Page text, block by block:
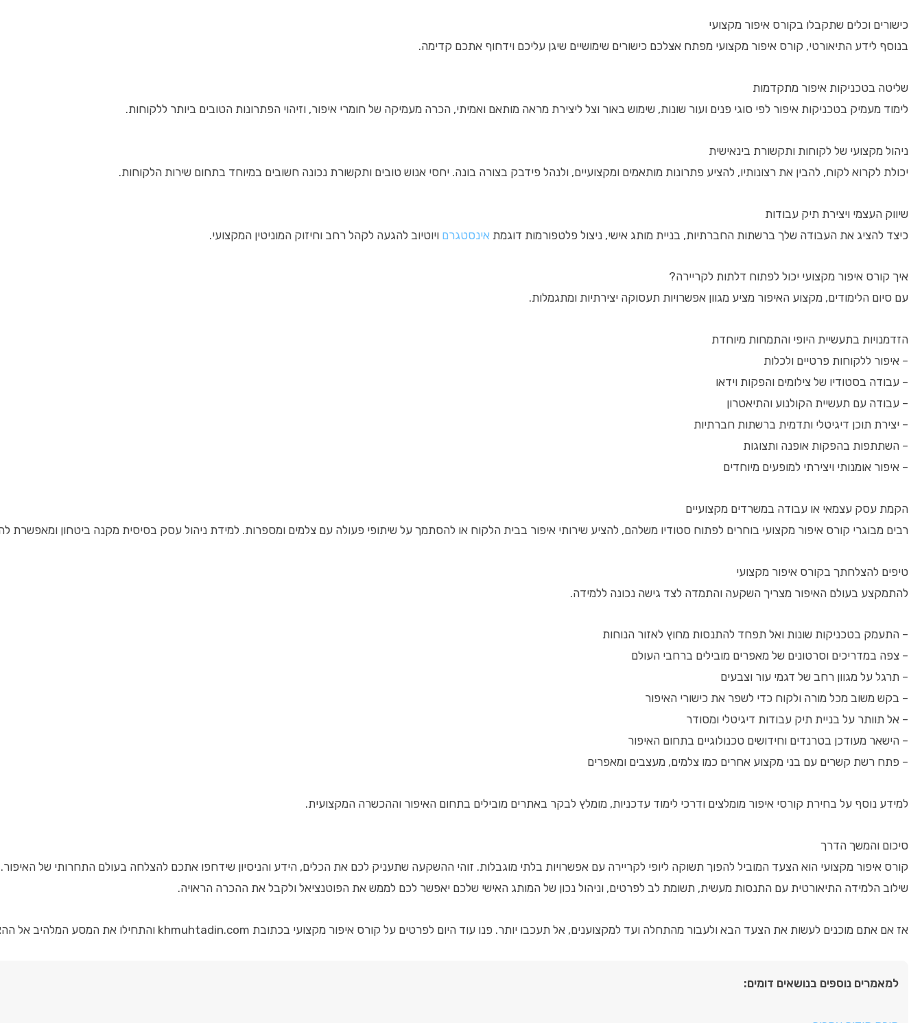
כישורים וכלים שתקבלו בקורס איפור מקצועי
בנוסף לידע התיאורטי, קורס איפור מקצועי מפתח אצלכם כישורים שימושיים שיגן עליכם וידחוף אתכם קדימה.
שליטה בטכניקות איפור מתקדמות
לימוד מעמיק בטכניקות איפור לפי סוגי פנים ועור שונות, שימוש באור וצל ליצירת מראה מותאם ואמיתי, הכרה מעמיקה של חומרי איפור, וזיהוי הפתרונות הטובים ביותר ללקוחות.
ניהול מקצועי של לקוחות ותקשורת בינאישית
יכולת לקרוא לקוח, להבין את רצונותיו, להציע פתרונות מותאמים ומקצועיים, ולנהל פידבק בצורה בונה. יחסי אנוש טובים ותקשורת נכונה חשובים במיוחד בתחום שירות הלקוחות.
שיווק העצמי ויצירת תיק עבודות
כיצד להציג את העבודה שלך ברשתות החברתיות, בניית מותג אישי, ניצול פלטפורמות דוגמת אינסטגרם ויוטיוב להגעה לקהל רחב וחיזוק המוניטין המקצועי.
איך קורס איפור מקצועי יכול לפתוח דלתות לקריירה?
עם סיום הלימודים, מקצוע האיפור מציע מגוון אפשרויות תעסוקה יצירתיות ומתגמלות.
הזדמנויות בתעשיית היופי והתמחות מיוחדת
– איפור ללקוחות פרטיים ולכלות
– עבודה בסטודיו של צילומים והפקות וידאו
– עבודה עם תעשיית הקולנוע והתיאטרון
– יצירת תוכן דיגיטלי ותדמית ברשתות חברתיות
– השתתפות בהפקות אופנה ותצוגות
– איפור אומנותי ויצירתי למופעים מיוחדים
הקמת עסק עצמאי או עבודה במשרדים מקצועיים
רבים מבוגרי קורס איפור מקצועי בוחרים לפתוח סטודיו משלהם, להציע שירותי איפור בבית הלקוח או להסתמך על שיתופי פעולה עם צלמים ומספרות. למידת ניהול עסק בסיסית מקנה ביטחון ומאפשרת
טיפים להצלחתך בקורס איפור מקצועי
להתמקצע בעולם האיפור מצריך השקעה והתמדה לצד גישה נכונה ללמידה.
– התעמק בטכניקות שונות ואל תפחד להתנסות מחוץ לאזור הנוחות
– צפה במדריכים וסרטונים של מאפרים מובילים ברחבי העולם
– תרגל על מגוון רחב של דגמי עור וצבעים
– בקש משוב מכל מורה ולקוח כדי לשפר את כישורי האיפור
– אל תוותר על בניית תיק עבודות דיגיטלי ומסודר
– הישאר מעודכן בטרנדים וחידושים טכנולוגיים בתחום האיפור
– פתח רשת קשרים עם בני מקצוע אחרים כמו צלמים, מעצבים ומאפרים
למידע נוסף על בחירת קורסי איפור מומלצים ודרכי לימוד עדכניות, מומלץ לבקר באתרים מובילים בתחום האיפור וההכשרה המקצועית.
סיכום והמשך הדרך
קורס איפור מקצועי הוא הצעד המוביל להפוך תשוקה ליופי לקריירה עם אפשרויות בלתי מוגבלות. זוהי ההשקעה שתעניק לכם את הכלים, הידע והניסיון שידחפו אתכם להצלחה בעולם התחרותי של האיפור.
שילוב הלמידה התיאורטית עם התנסות מעשית, תשומת לב לפרטים, וניהול נכון של המותג האישי שלכם יאפשר לכם לממש את הפוטנציאל ולקבל את ההכרה הראויה.
אז אם אתם מוכנים לעשות את הצעד הבא ולעבור מהתחלה ועד למקצוענים, אל תעכבו יותר. פנו עוד היום לפרטים על קורס איפור מקצועי בכתובת khmuhtadin.com והתחילו את המסע המלהיב אל ההצלחה האישית והמקצועית שלכם.
למאמרים נוספים בנושאים דומים: